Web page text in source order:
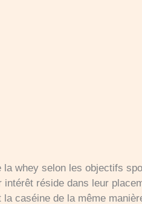
la whey selon les objectifs
réside dans leur
caséine de la même